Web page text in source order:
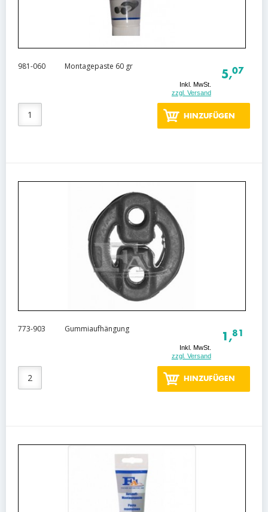
981-060 Montagepaste 60 gr
5,07
Inkl. MwSt.
zzgl. Versand
HINZUFÜGEN
773-903 Gummiaufhängung
1,81
Inkl. MwSt.
zzgl. Versand
HINZUFÜGEN